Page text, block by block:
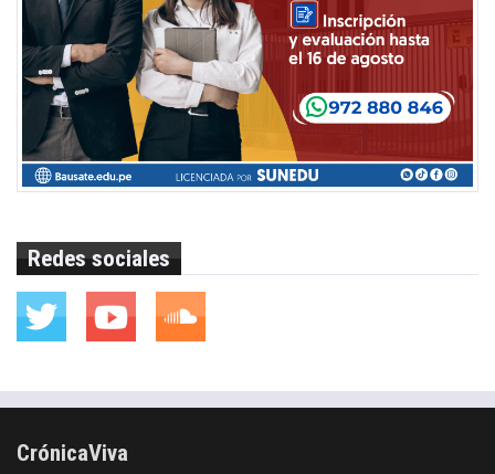
Redes sociales
CrónicaViva